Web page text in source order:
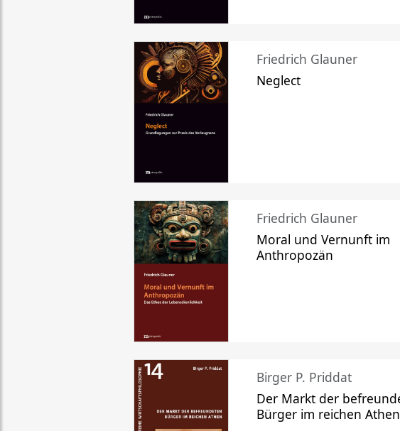
Friedrich Glauner
Neglect
Friedrich Glauner
Moral und Vernunft im
Anthropozän
Birger P. Priddat
Der Markt der
Bürger im reichen Athen